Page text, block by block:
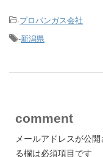
-プロパンガス会社
-新潟県
comment
メールアドレスが公開
る欄は必須項目です